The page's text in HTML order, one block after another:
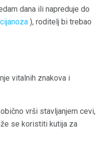
dana ili napreduje do
cijanoza ), roditelj bi trebao
vitalnih znakova i
vrši stavljanjem cevi,
se koristiti kutija za